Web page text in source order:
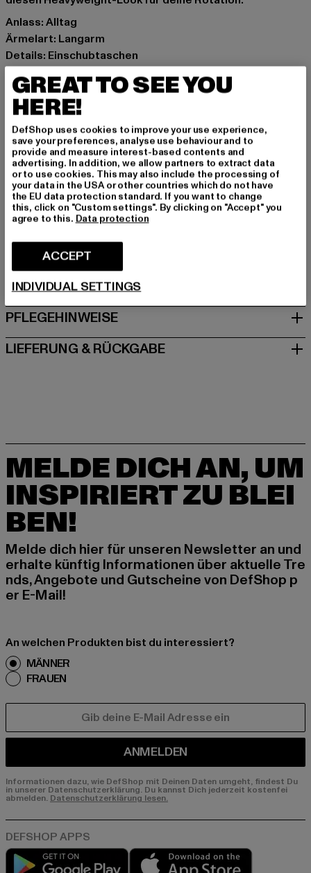
Anlass: Alltag
Ärmelart: Langarm
Details: Einschubtaschen
Marke: Urban Classics
Kat.: Jacken
Farbe: grün
Hersteller Farbe: softsalvia
Materialzusammensetzung: 100% Polyester
Art.Nr: TB1755Z-03259
Hersteller: TB International GmbH |info@tbint.de
Dr.-Robert-Murjahn-Straße 7 | 64372 Ober-Ramstadt |
DE
GRÖSSE & PASSFORM
PFLEGEHINWEISE
LIEFERUNG & RÜCKGABE
MELDE DICH AN, UM
INSPIRIERT ZU BLEI
BEN!
Melde dich hier für unseren Newsletter an und
erhalte künftig Informationen über aktuelle Tre
nds, Angebote und Gutscheine von DefShop p
er E-Mail!
An welchen Produkten bist du interessiert?
MÄNNER
FRAUEN
ANMELDEN
Informationen dazu, wie DefShop mit Deinen Daten umgeht, findest Du
in unserer Datenschutzerklärung. Du kannst Dich jederzeit kostenfei
abmelden. Datenschutzerklärung lesen.
Play market
GREAT TO SEE YOU
HERE!
DefShop uses cookies to improve your use experience,
save your preferences, analyse use behaviour and to
provide and measure interest-based contents and
advertising. In addition, we allow partners to extract data
or to use cookies. This may also include the processing of
your data in the USA or other countries which do not have
the EU data protection standard. If you want to change
this, click on "Custom settings". By clicking on "Accept" you
agree to this. Data protection
ACCEPT
INDIVIDUAL SETTINGS